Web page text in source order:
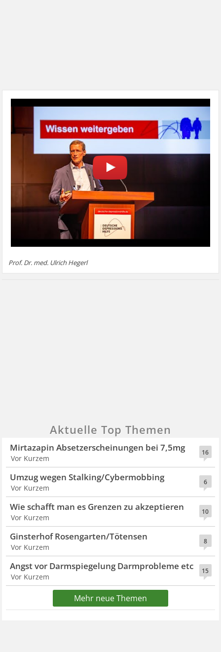
Prof. Dr. med. Ulrich Hegerl
Aktuelle Top Themen
16
Mirtazapin Absetzerscheinungen bei 7,5mg
Vor Kurzem
6
Umzug wegen Stalking/Cybermobbing
Vor Kurzem
10
Wie schafft man es Grenzen zu akzeptieren
Vor Kurzem
8
Ginsterhof Rosengarten/Tötensen
Vor Kurzem
15
Angst vor Darmspiegelung Darmprobleme etc
Vor Kurzem
Mehr neue Themen